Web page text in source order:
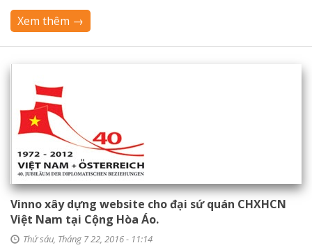
Xem thêm →
Vinno xây dựng website cho đại sứ quán CHXHCN
Việt Nam tại Cộng Hòa Áo.
Thứ sáu, Tháng 7 22, 2016 - 11:14